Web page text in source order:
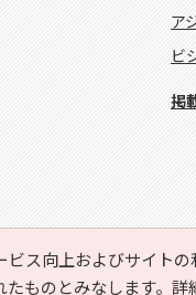
ス向上およびサイト
ものとみなします。詳
ア
ビ
掲
Copyright ©